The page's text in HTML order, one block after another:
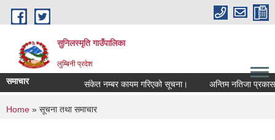
Skip to main content
सुनिलस्मृति गाउँपालिका
लुम्बिनी प्रदेश
समाचार संकेत नम्बर कायम गरिएको सूचना। अन्तिम नतिजा प्रकासन
You are here
Home » सूचना तथा समाचार